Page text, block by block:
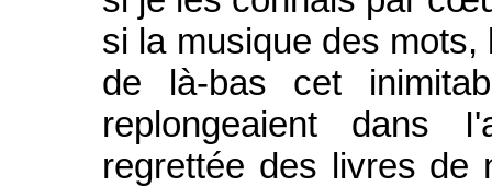
si la musique des
de là-bas cet
replongeaient dans
regrettée des livres de